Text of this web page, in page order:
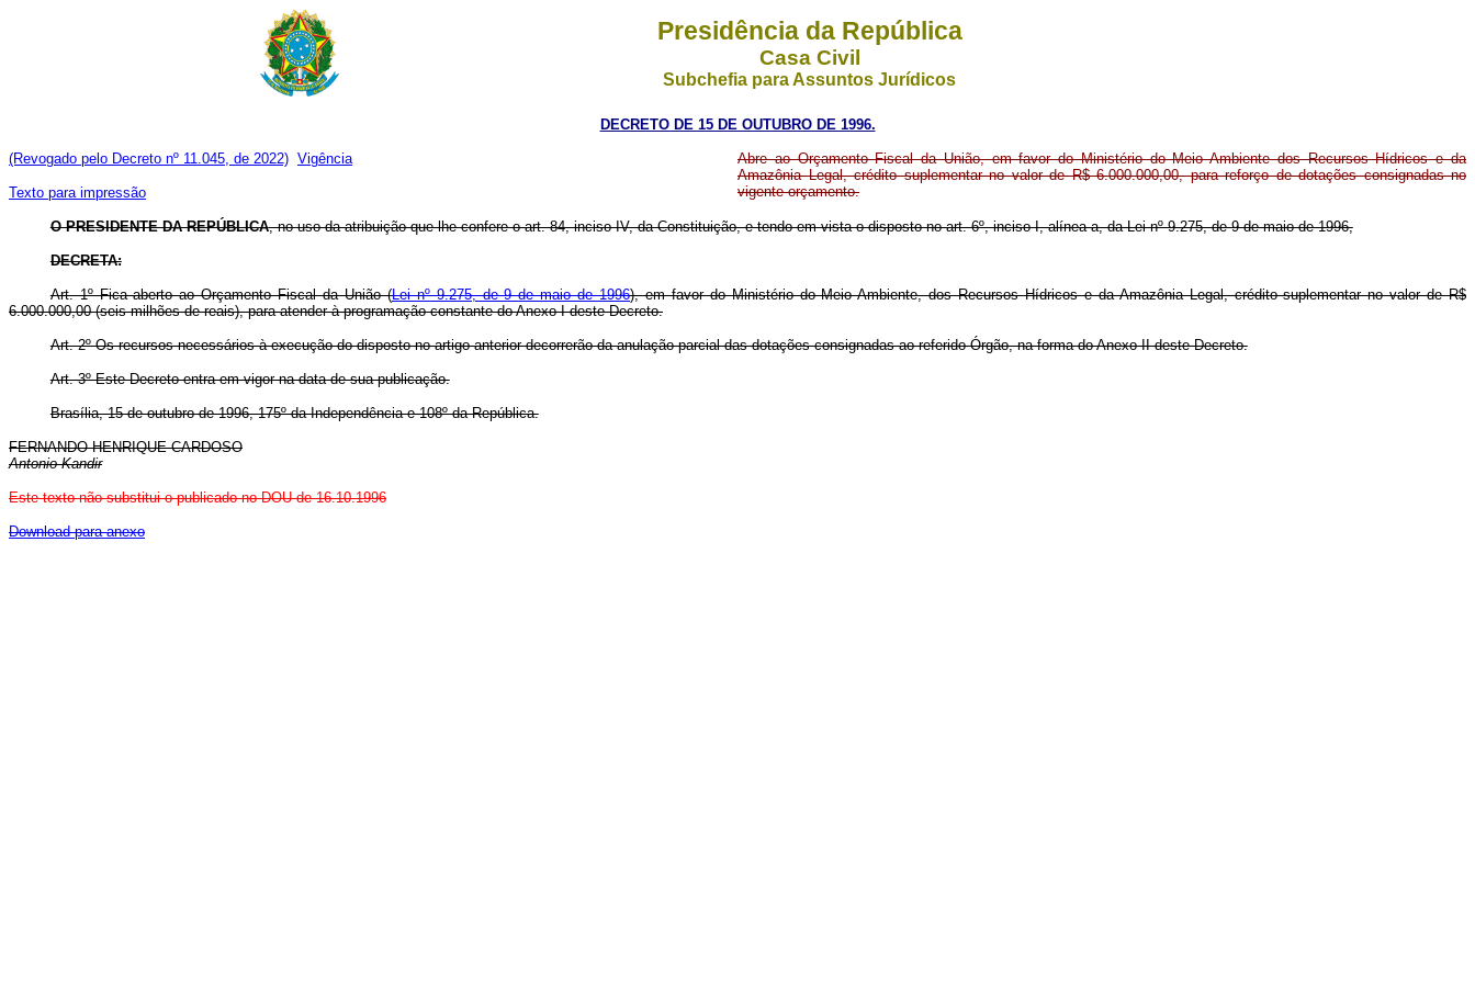
Presidência da República
Casa Civil
Subchefia para Assuntos Jurídicos
DECRETO DE 15 DE OUTUBRO DE 1996.
(Revogado pelo Decreto nº 11.045, de 2022) Vigência
Texto para impressão
Abre ao Orçamento Fiscal da União, em favor do Ministério do Meio Ambiente dos Recursos Hídricos e da
Amazônia Legal, crédito suplementar no valor de R$ 6.000.000,00, para reforço de dotações consignadas no
vigente orçamento.
O PRESIDENTE DA REPÚBLICA, no uso da atribuição que lhe confere o art. 84, inciso IV, da Constituição, e tendo em vista o disposto no art. 6º, inciso I, alínea a, da Lei nº 9.275, de 9 de maio de 1996,
DECRETA:
Art. 1º Fica aberto ao Orçamento Fiscal da União (Lei nº 9.275, de 9 de maio de 1996), em favor do Ministério do Meio Ambiente, dos Recursos Hídricos e da Amazônia Legal, crédito suplementar no valor de R$
6.000.000,00 (seis milhões de reais), para atender à programação constante do Anexo I deste Decreto.
Art. 2º Os recursos necessários à execução do disposto no artigo anterior decorrerão da anulação parcial das dotações consignadas ao referido Órgão, na forma do Anexo II deste Decreto.
Art. 3º Este Decreto entra em vigor na data de sua publicação.
Brasília, 15 de outubro de 1996, 175º da Independência e 108º da República.
FERNANDO HENRIQUE CARDOSO
Antonio Kandir
Este texto não substitui o publicado no DOU de 16.10.1996
Download para anexo